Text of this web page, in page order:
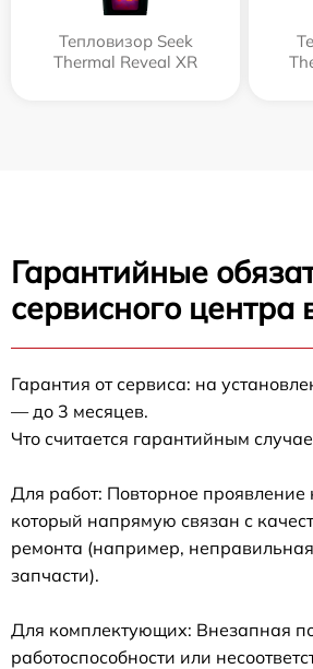
Тепловизор Seek
Thermal Reveal XR
Гарантийные
сервисного центра
Гарантия от сервиса: на
— до 3 месяцев.
Что считается гарантийным
Для работ: Повторное проявление
который напрямую связан с
ремонта (например,
запчасти).
Для комплектующих: Внезапная
работоспособности или